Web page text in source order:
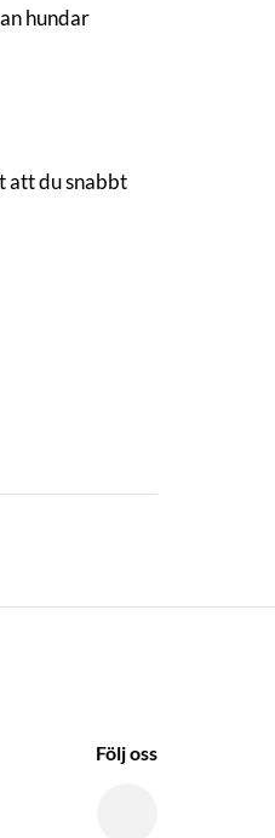
hundar
att du snabbt
Följ oss